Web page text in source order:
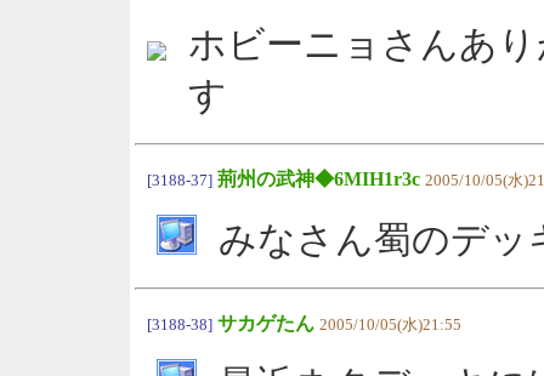
ホビーニョさんあ
す
[3188-37] 荊州の武神◆6MIH1r3c 2005/10/05(水
みなさん蜀のデッ
[3188-38] サカゲたん 2005/10/05(水)21:55